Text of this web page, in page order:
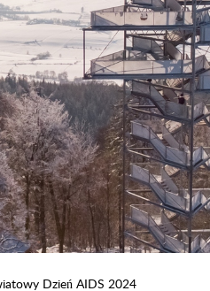
Dzień AIDS 2024